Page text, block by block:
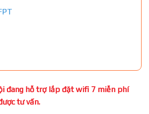
đang hỗ trợ lắp đặt wifi 7 miễn phí
tư vấn.